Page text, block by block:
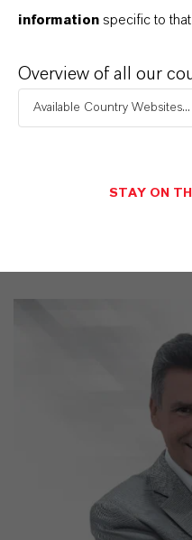
ist.
IM MITTELPUNKT
KUNDINNEN UND
information specific to
Overview of all our
Available Country Websites...
STAY ON